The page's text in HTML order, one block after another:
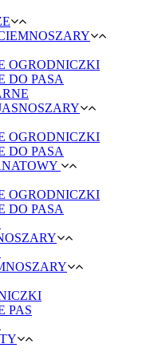
OGRODNICZKI
DO PASA
OGRODNICZKI
DO PASA
OGRODNICZKI
DO PASA
PAS